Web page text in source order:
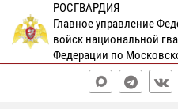
РОСГВАРДИЯ
Главное управление
войск национальной
Федерации по